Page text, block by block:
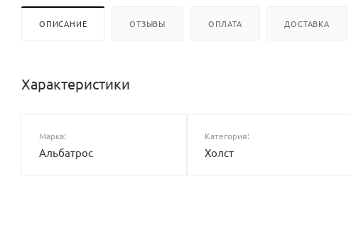
ОПИСАНИЕ ОТЗЫВЫ ОПЛАТА ДОСТАВКА
Характеристики
Марка:
Альбатрос
Категория:
Холст